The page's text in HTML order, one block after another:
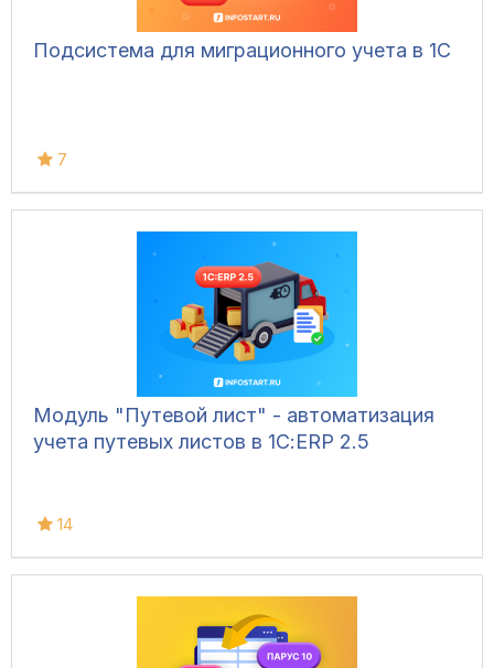
Подсистема для миграционного учета в 1С
7
Модуль "Путевой лист" - автоматизация
учета путевых листов в 1С:ERP 2.5
14